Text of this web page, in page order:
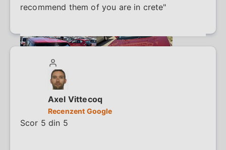
recommend them of you are in crete"
Axel Vittecoq
Recenzent Google
Scor 5 din 5